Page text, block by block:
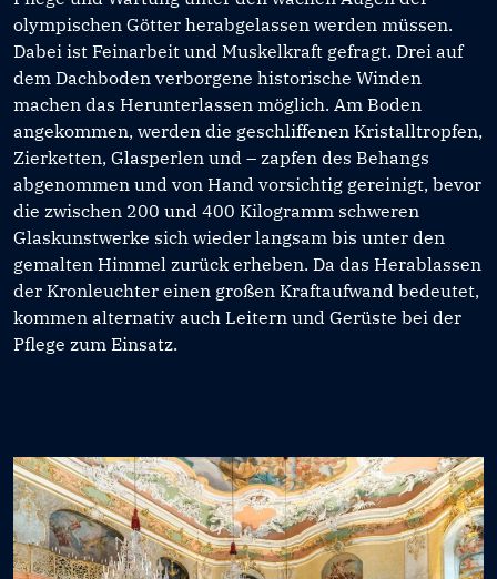
olympischen Götter herabgelassen werden müssen.
Dabei ist Feinarbeit und Muskelkraft gefragt. Drei auf
dem Dachboden verborgene historische Winden
machen das Herunterlassen möglich. Am Boden
angekommen, werden die geschliffenen Kristalltropfen,
Zierketten, Glasperlen und – zapfen des Behangs
abgenommen und von Hand vorsichtig gereinigt, bevor
die zwischen 200 und 400 Kilogramm schweren
Glaskunstwerke sich wieder langsam bis unter den
gemalten Himmel zurück erheben. Da das Herablassen
der Kronleuchter einen großen Kraftaufwand bedeutet,
kommen alternativ auch Leitern und Gerüste bei der
Pflege zum Einsatz.